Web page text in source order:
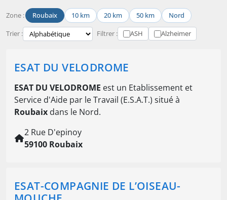
Zone : Roubaix 10 km 20 km 50 km Nord
Trier : Filtrer : ASH Alzheimer
ESAT DU VELODROME
ESAT DU VELODROME est un Etablissement et
Service d'Aide par le Travail (E.S.A.T.) situé à
Roubaix dans le Nord.
2 Rue D'epinoy
59100 Roubaix
ESAT-COMPAGNIE DE L’OISEAU-